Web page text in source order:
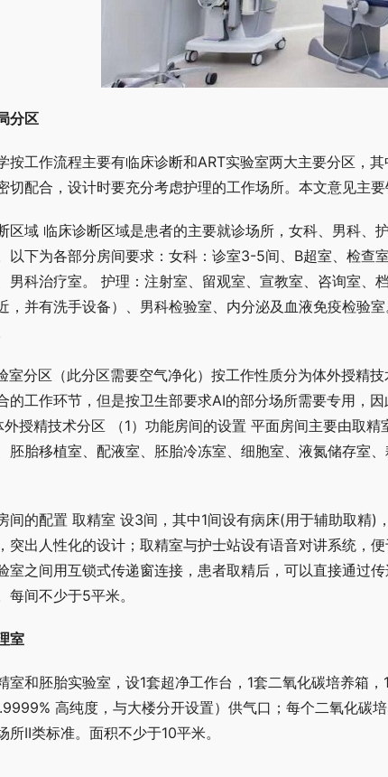
分区
按工作流程主要有临床诊断和ART实验室两大主要分区，
切配合，设计时要充分考虑护理的工作场所。本文意见主要
区域 临床诊断区域是患者的主要就诊场所，女科、男科、
以下为各部分房间要求：女科：诊室3-5间、B超室、检查
男科治疗室。 护理：注射室、留观室、宣教室、咨询室、
，并有洗手设备）、男科检验室、内分泌及血液免疫检验
室分区（此分区需要空气净化）按工作性质分为体外授精
的工作环节，但是按卫生部要求AI的部分场所需要专用，
外授精技术分区 （1）功能房间的设置 平面房间主要由取
胚胎移植室、配液室、胚胎冷冻室、细胞室、液氮储存室
间的配置 取精室 设3间，其中1间设有病床(用于辅助取精)
突出人性化的设计；取精室与护士站设有语音对讲系统，
室之间用互锁式传递窗连接，患者取精后，可以直接通过
每间不少于5平米。
室
室和胚胎实验室，设1套超净工作台，1套二氧化碳培养箱
高纯度，与大楼分开设置）供气口；每个二氧化碳
所II类标准。面积不少于10平米。